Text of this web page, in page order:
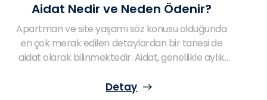
Aidat Nedir ve Neden Ödenir?
Apartman ve site yaşamı söz konusu olduğunda
en çok merak edilen detaylardan bir tanesi de
aidat olarak bilinmektedir. Aidat, genellikle aylık
karşılanması amacıyla talep edilmektedir.
Detay